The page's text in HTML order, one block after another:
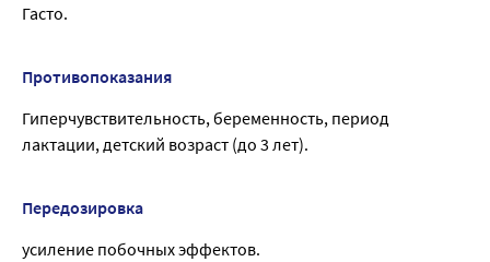
Гасто.
Противопоказания
Гиперчувствительность, беременность, период
лактации, детский возраст (до 3 лет).
Передозировка
усиление побочных эффектов.